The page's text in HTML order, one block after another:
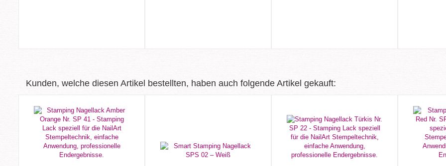
Kunden, welche diesen Artikel bestellten, haben auch folgende Artikel gekauft: